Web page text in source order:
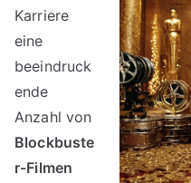
Karriere
eine
beeindruck
ende
Anzahl von
Blockbuste
r-Filmen